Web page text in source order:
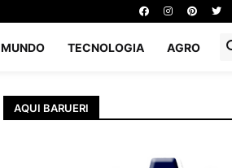
MUNDO TECNOLOGIA AGRO
AQUI BARUERI